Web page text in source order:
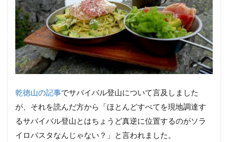
乾徳山の記事でサバイバル登山について言及しました
が、それを読んだ方から「ほとんどすべてを現地調達す
るサバイバル登山とはちょうど真逆に位置するのがソラ
イロパスタなんじゃない？」と言われました。